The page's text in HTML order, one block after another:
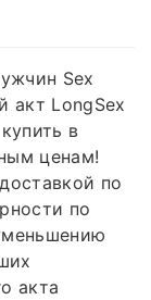
Sex
акт LongSex
в
ценам!
по
по
акта